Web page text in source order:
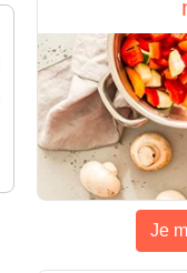
Je